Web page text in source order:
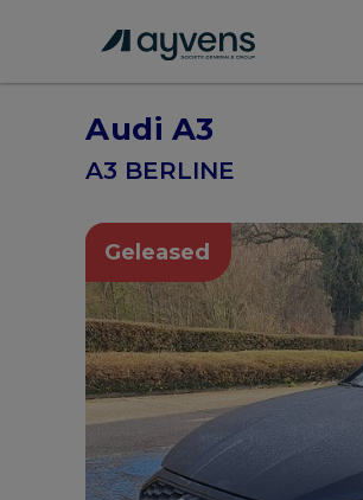
Audi A3
A3 BERLINE
Geleased